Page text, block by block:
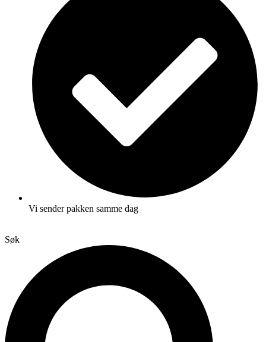
Vi sender pakken samme dag
Søk